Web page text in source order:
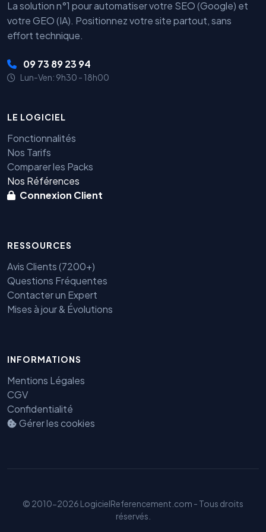
La solution n°1 pour automatiser votre SEO (Google) et
votre GEO (IA). Positionnez votre site partout, sans
effort technique.
09 73 89 23 94
Lun-Ven: 9h30 - 18h00
LE LOGICIEL
Fonctionnalités
Nos Tarifs
Comparer les Packs
Nos Références
Connexion Client
RESSOURCES
Avis Clients (7200+)
Questions Fréquentes
Contacter un Expert
Mises à jour & Évolutions
INFORMATIONS
Mentions Légales
CGV
Confidentialité
Gérer les cookies
© 2010-2026 LogicielReferencement.com - Tous droits
réservés.